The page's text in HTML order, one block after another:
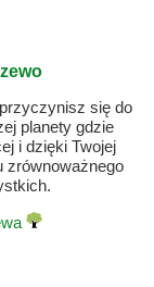
się do
planety gdzie
i dzięki Twojej
zrównoważnego